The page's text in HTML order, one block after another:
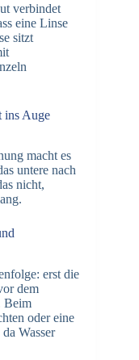
verbindet
eine Linse
sitzt
ins Auge
macht es
untere nach
nicht,
erst die
dem
Beim
oder eine
Wasser